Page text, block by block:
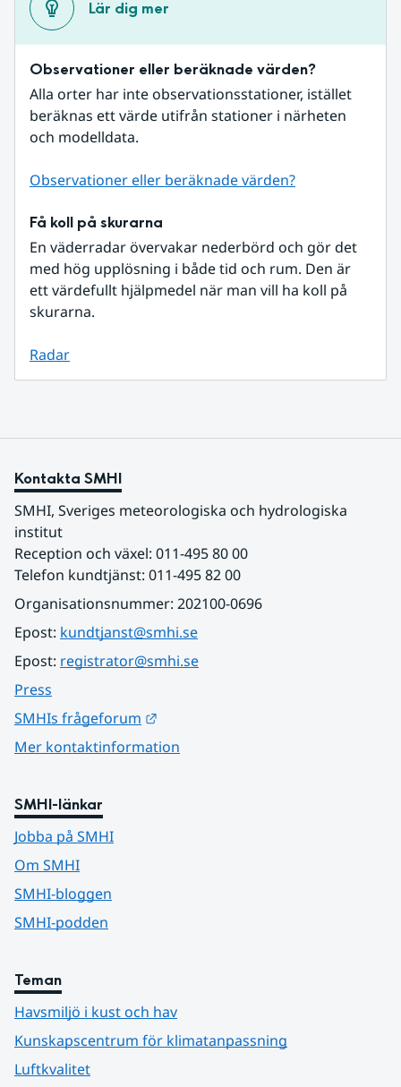
Lär dig mer
Observationer eller beräknade värden?
Alla orter har inte observationsstationer, istället
beräknas ett värde utifrån stationer i närheten
och modelldata.
Observationer eller beräknade värden?
Få koll på skurarna
En väderradar övervakar nederbörd och gör det
med hög upplösning i både tid och rum. Den är
ett värdefullt hjälpmedel när man vill ha koll på
skurarna.
Radar
Kontakta SMHI
SMHI, Sveriges meteorologiska och hydrologiska
institut
Reception och växel: 011-495 80 00
Telefon kundtjänst: 011-495 82 00
Organisationsnummer: 202100-0696
Epost: kundtjanst@smhi.se
Epost: registrator@smhi.se
Press
SMHIs frågeforum
Mer kontaktinformation
SMHI-länkar
Jobba på SMHI
Om SMHI
SMHI-bloggen
SMHI-podden
Teman
Havsmiljö i kust och hav
Kunskapscentrum för klimatanpassning
Luftkvalitet